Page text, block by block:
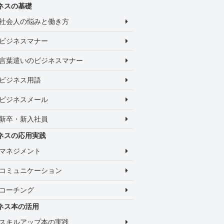
スの基礎
会人の悩みと働き方
ビジネスマナー
葉遣いのビジネスマナー
ビジネス用語
ビジネスメール
新卒・新入社員
スの応用実践
マネジメント
コミュニケーション
コーチング
ス本の活用
スキルアップ本の実践